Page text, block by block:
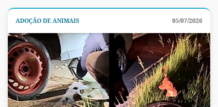
ADOÇÃO DE ANIMAIS 05/07/2026